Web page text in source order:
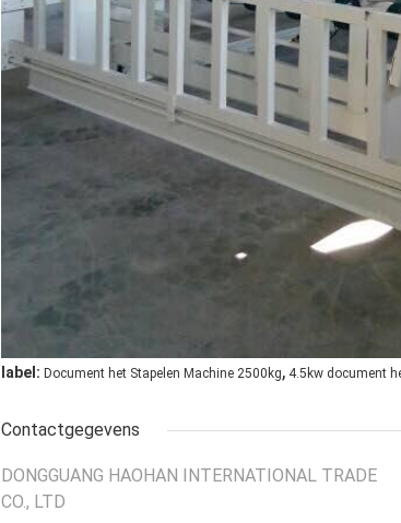
label: Document het Stapelen Machine 2500kg, 4.5kw document
Contactgegevens
DONGGUANG HAOHAN INTERNATIONAL TRADE
CO., LTD